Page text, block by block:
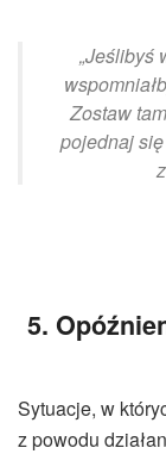
„Jeślibyś
Zostaw
pojednaj
5.
Sytuacje, w
z powodu